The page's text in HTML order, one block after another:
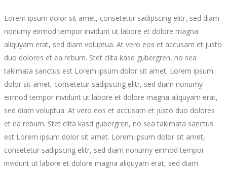
Lorem ipsum dolor sit amet, consetetur sadipscing elitr, sed diam
nonumy eirmod tempor invidunt ut labore et dolore magna
aliquyam erat, sed diam voluptua. At vero eos et accusam et justo
duo dolores et ea rebum. Stet clita kasd gubergren, no sea
takimata sanctus est Lorem ipsum dolor sit amet. Lorem ipsum
dolor sit amet, consetetur sadipscing elitr, sed diam nonumy
eirmod tempor invidunt ut labore et dolore magna aliquyam erat,
sed diam voluptua. At vero eos et accusam et justo duo dolores
et ea rebum. Stet clita kasd gubergren, no sea takimata sanctus
est Lorem ipsum dolor sit amet. Lorem ipsum dolor sit amet,
consetetur sadipscing elitr, sed diam nonumy eirmod tempor
invidunt ut labore et dolore magna aliquyam erat, sed diam